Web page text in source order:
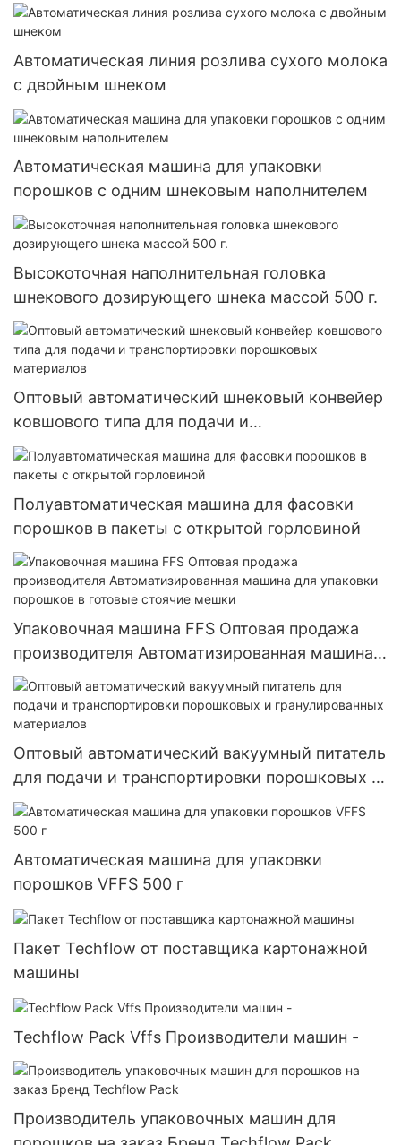
Автоматическая линия розлива сухого молока
с двойным шнеком
Автоматическая машина для упаковки
порошков с одним шнековым наполнителем
Высокоточная наполнительная головка
шнекового дозирующего шнека массой 500 г.
Оптовый автоматический шнековый конвейер
ковшового типа для подачи и
транспортировки порошковых материалов
Полуавтоматическая машина для фасовки
порошков в пакеты с открытой горловиной
Упаковочная машина FFS Оптовая продажа
производителя Автоматизированная машина
для упаковки порошков в готовые стоячие
мешки
Оптовый автоматический вакуумный питатель
для подачи и транспортировки порошковых и
гранулированных материалов
Автоматическая машина для упаковки
порошков VFFS 500 г
Пакет Techflow от поставщика картонажной
машины
Techflow Pack Vffs Производители машин -
Производитель упаковочных машин для